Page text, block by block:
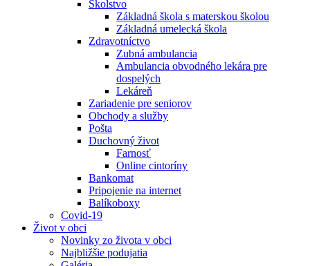
Školstvo
Základná škola s materskou školou
Základná umelecká škola
Zdravotníctvo
Zubná ambulancia
Ambulancia obvodného lekára pre
dospelých
Lekáreň
Zariadenie pre seniorov
Obchody a služby
Pošta
Duchovný život
Farnosť
Online cintoríny
Bankomat
Pripojenie na internet
Balíkoboxy
Covid-19
Život v obci
Novinky zo života v obci
Najbližšie podujatia